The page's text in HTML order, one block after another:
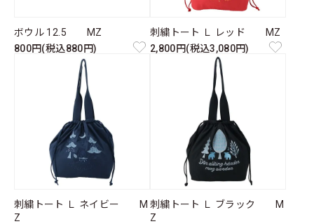
ボウル 12.5 MZ
800円(税込880円)
刺繍トート Ｌ レッド MZ
2,800円(税込3,080円)
刺繍トート Ｌ ネイビー M
Z
刺繍トート Ｌ ブラック M
Z